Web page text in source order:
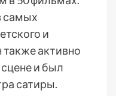
самых
и
также активно
и был
сатиры.